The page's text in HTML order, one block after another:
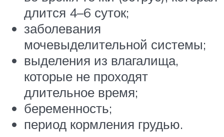
длится 4–6 суток;
заболевания
мочевыделительной системы;
выделения из влагалища,
которые не проходят
длительное время;
беременность;
период кормления грудью.